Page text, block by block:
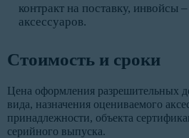
контракт на поставку, инвойсы
аксессуаров.
Стоимость и сроки
Цена оформления разрешительных
вида, назначения оцениваемого
принадлежности, объекта
серийного выпуска.